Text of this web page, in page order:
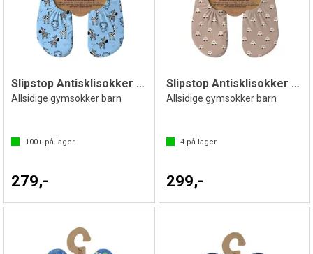
Slipstop Antisklisokker Africa
Allsidige gymsokker barn
100+ på lager
279,-
Slipstop Antisklisokker Aiko
Allsidige gymsokker barn
4på lager
299,-